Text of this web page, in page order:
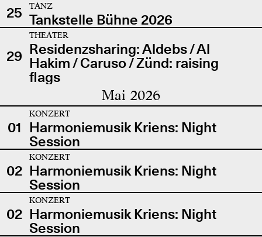
25
TANZ
Tankstelle Bühne 2026
29
THEATER
Residenzsharing: Aldebs / Al
Hakim / Caruso / Zünd: raising
flags
Mai 2026
01
KONZERT
Harmoniemusik Kriens: Night
Session
02
KONZERT
Harmoniemusik Kriens: Night
Session
02
KONZERT
Harmoniemusik Kriens: Night
Session